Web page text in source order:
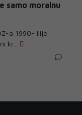
samo moralnu
a 1990- Ilije
kr...